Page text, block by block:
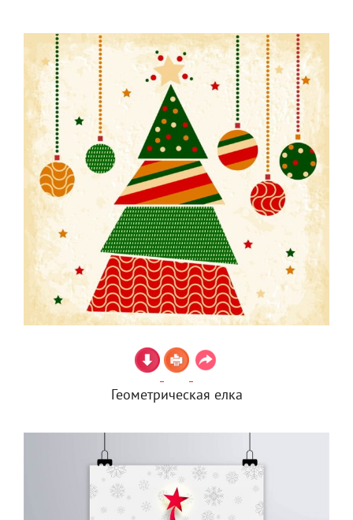
Геометрическая елка